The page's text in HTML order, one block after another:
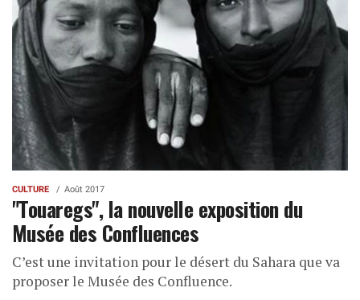
CULTURE Août 2017
"Touaregs", la nouvelle exposition du
Musée des Confluences
C’est une invitation pour le désert du Sahara que va
proposer le Musée des Confluence.